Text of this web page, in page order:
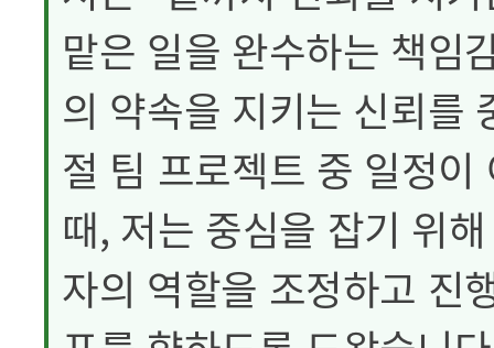
맡은 일을 완수하는 책임
의 약속을 지키는 신뢰를
절 팀 프로젝트 중 일정
때, 저는 중심을 잡기 위
자의 역할을 조정하고 진